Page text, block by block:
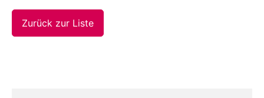
Zurück zur Liste